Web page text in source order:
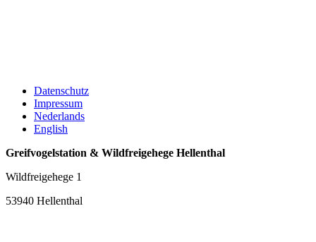
Datenschutz
Impressum
Nederlands
English
Greifvogelstation & Wildfreigehege Hellenthal
Wildfreigehege 1
53940 Hellenthal